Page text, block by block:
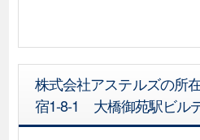
株式会社アステルズの所
宿1-8-1 大橋御苑駅ビル